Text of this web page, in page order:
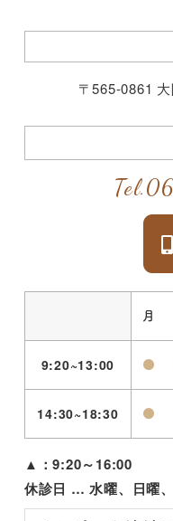
〒565-0861
Tel.
月
9:20~13:00 ●
14:30~18:30 ●
▲ ：9:20～16:00
休診日 … 水曜、日曜